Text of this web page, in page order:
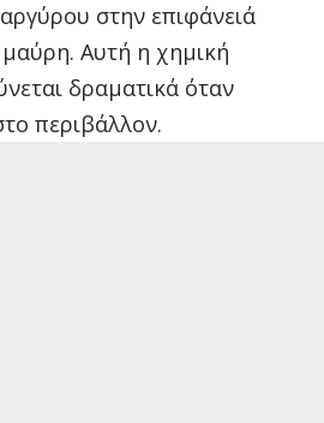
στην επιφάνειά
μαύρη. Αυτή η χημική
δραματικά όταν
περιβάλλον.